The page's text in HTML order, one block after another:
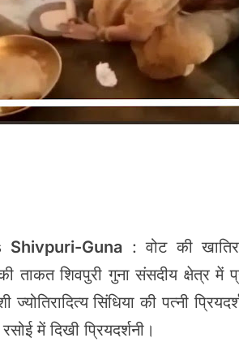
Shivpuri-Guna: वोट की खातिर
ताकत शिवपुरी गुना संसदीय क्षेत्र में
ज्योतिरादित्य सिंधिया की पत्नी
में दिखी प्रियदर्शनी।